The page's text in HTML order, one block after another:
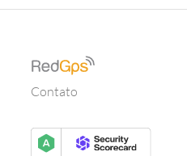
Contato